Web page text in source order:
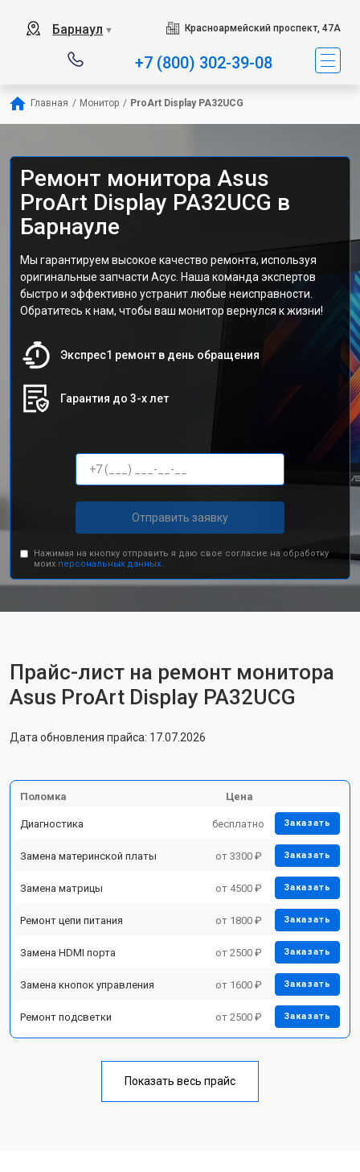
Барнаул ▼ Красноармейский проспект, 47А
+7 (800) 302-39-08
Главная / Монитор / ProArt Display PA32UCG
Ремонт монитора Asus
ProArt Display PA32UCG в
Барнауле
Мы гарантируем высокое качество ремонта, используя
оригинальные запчасти Асус. Наша команда экспертов
быстро и эффективно устранит любые неисправности.
Обратитесь к нам, чтобы ваш монитор вернулся к жизни!
Экспрес1 ремонт в день обращения
Гарантия до 3-х лет
Отправить заявку
Нажимая на кнопку отправить я даю свое согласие на обработку
моих персональных данных.
Прайс-лист на ремонт монитора
Asus ProArt Display PA32UCG
Дата обновления прайса: 17.07.2026
Поломка Цена
Диагностика бесплатно Заказать
Замена материнской платы от 3300 ₽ Заказать
Замена матрицы от 4500 ₽ Заказать
Ремонт цепи питания от 1800 ₽ Заказать
Замена HDMI порта от 2500 ₽ Заказать
Замена кнопок управления от 1600 ₽ Заказать
Ремонт подсветки от 2500 ₽ Заказать
Показать весь прайс